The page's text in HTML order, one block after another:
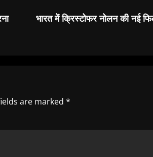
भारत में क्रिस्टोफर नोलन की नई
are marked *